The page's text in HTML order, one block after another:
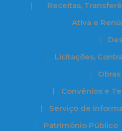
Receitas,
Ativa e
Licitações,
Convênios e
Serviço de
Patrimônio Público